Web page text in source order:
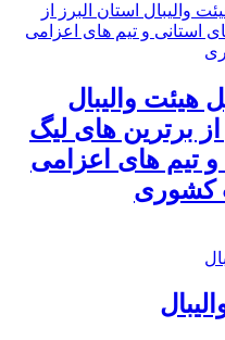
هیئت والیبال
از برترین های لیگ
تیم های اعزامی
کشوری